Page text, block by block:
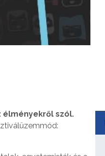
élményekről szól.